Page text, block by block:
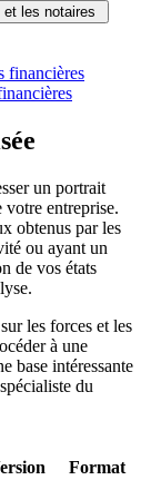
et les notaires
financières
un portrait
entreprise.
obtenus par les
ou ayant un
de vos états
les forces et les
à une
base intéressante
du
Format